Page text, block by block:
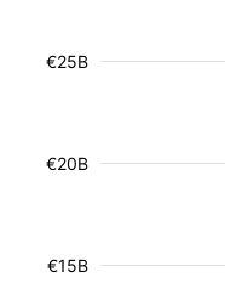
€15B
€20B
€25B